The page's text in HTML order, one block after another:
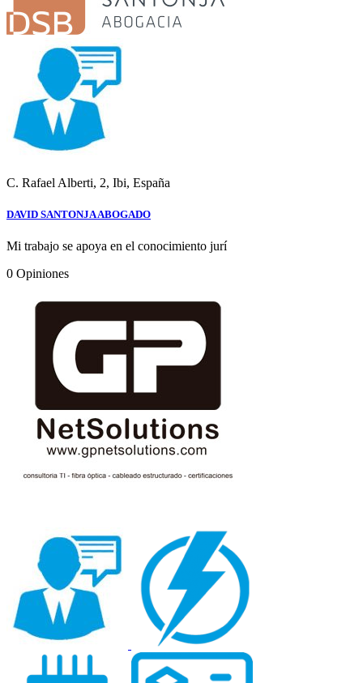
C. Rafael Alberti, 2, Ibi, España
DAVID SANTONJA ABOGADO
Mi trabajo se apoya en el conocimiento jurí
0 Opiniones